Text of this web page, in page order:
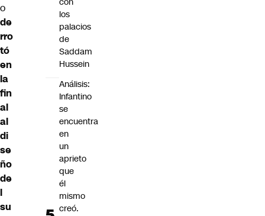
o
de
rro
tó
en
la
fin
al
al
di
se
ño
de
l
su
los
palacios
de
Saddam
Hussein
Análisis:
Infantino
se
encuentra
en
un
aprieto
que
él
mismo
creó.